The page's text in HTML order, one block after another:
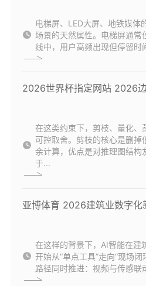
电梯屏、LED大屏、地铁媒体
场景的天然属性。电梯屏通常
线中，用户高频出现但停留时
2026世界杯指定网站 2026
在这类约束下，剪枝、量化、
可控取舍。剪枝的核心是删掉
余计算，优点是对推理图结构
于...
亚博体育 2026建筑业数字化
在这样的背景下，AI智能在建
开始从“单点工具”走向“现场
路径同时推进：视频与传感联